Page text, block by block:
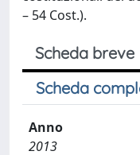
– 54 Cost.).
Scheda breve
Scheda
Anno
2013